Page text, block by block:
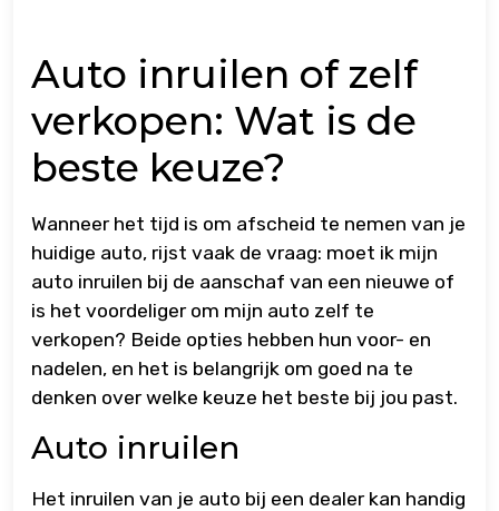
Auto inruilen of zelf
verkopen: Wat is de
beste keuze?
Wanneer het tijd is om afscheid te nemen van je
huidige auto, rijst vaak de vraag: moet ik mijn
auto inruilen bij de aanschaf van een nieuwe of
is het voordeliger om mijn auto zelf te
verkopen? Beide opties hebben hun voor- en
nadelen, en het is belangrijk om goed na te
denken over welke keuze het beste bij jou past.
Auto inruilen
Het inruilen van je auto bij een dealer kan handig